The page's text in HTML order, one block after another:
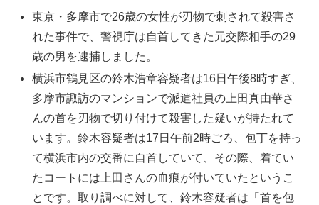
東京・多摩市で26歳の女性が刃物で刺されて殺害さ
れた事件で、警視庁は自首してきた元交際相手の29
歳の男を逮捕しました。
横浜市鶴見区の鈴木浩章容疑者は16日午後8時すぎ、
多摩市諏訪のマンションで派遣社員の上田真由華さ
んの首を刃物で切り付けて殺害した疑いが持たれて
います。鈴木容疑者は17日午前2時ごろ、包丁を持っ
て横浜市内の交番に自首していて、その際、着てい
たコートには上田さんの血痕が付いていたというこ
とです。取り調べに対して、鈴木容疑者は「首を包